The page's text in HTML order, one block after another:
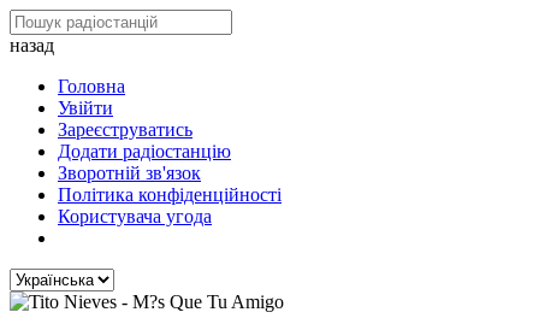
назад
Головна
Увійти
Зареєструватись
Додати радіостанцію
Зворотній зв'язок
Політика конфіденційності
Користувача угода